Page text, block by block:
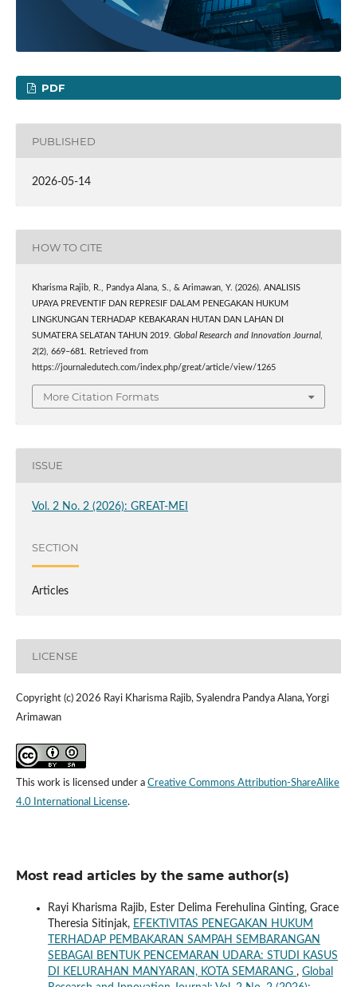
PDF
PUBLISHED
2026-05-14
HOW TO CITE
Kharisma Rajib, R., Pandya Alana, S., & Arimawan, Y. (2026). ANALISIS
UPAYA PREVENTIF DAN REPRESIF DALAM PENEGAKAN HUKUM
LINGKUNGAN TERHADAP KEBAKARAN HUTAN DAN LAHAN DI
SUMATERA SELATAN TAHUN 2019. Global Research and Innovation Journal,
2(2), 669–681. Retrieved from
https://journaledutech.com/index.php/great/article/view/1265
More Citation Formats
ISSUE
Vol. 2 No. 2 (2026): GREAT-MEI
SECTION
Articles
LICENSE
Copyright (c) 2026 Rayi Kharisma Rajib, Syalendra Pandya Alana, Yorgi
Arimawan
This work is licensed under a Creative Commons Attribution-ShareAlike
4.0 International License.
Most read articles by the same author(s)
Rayi Kharisma Rajib, Ester Delima Ferehulina Ginting, Grace
Theresia Sitinjak, EFEKTIVITAS PENEGAKAN HUKUM
TERHADAP PEMBAKARAN SAMPAH SEMBARANGAN
SEBAGAI BENTUK PENCEMARAN UDARA: STUDI KASUS
DI KELURAHAN MANYARAN, KOTA SEMARANG , Global